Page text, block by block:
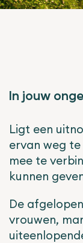
In jouw
Ligt een
ervan weg
mee te
kunnen
De
vrouwen,